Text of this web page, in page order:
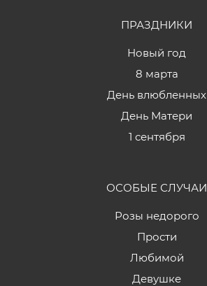
ПРАЗДНИКИ
Новый год
8 марта
День влюбленных
День Матери
1 сентября
ОСОБЫЕ СЛУЧАИ
Розы недорого
Прости
Любимой
Девушке